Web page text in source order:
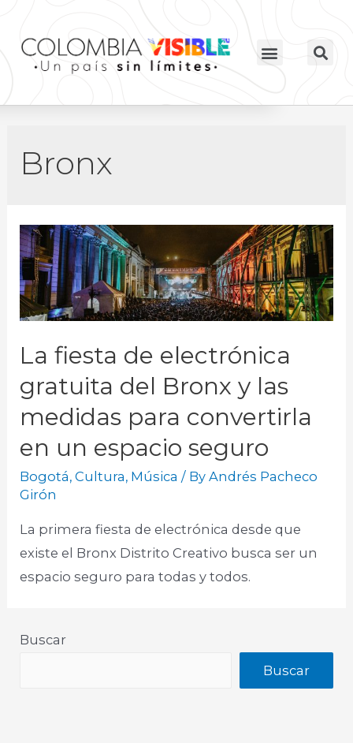
Bronx
La fiesta de electrónica
gratuita del Bronx y las
medidas para convertirla
en un espacio seguro
Bogotá,Cultura, Música / ByAndrés Pacheco
Girón
La primera fiesta de electrónica desde que
existe el Bronx Distrito Creativo busca ser un
espacio seguro para todas y todos.
Buscar
Buscar